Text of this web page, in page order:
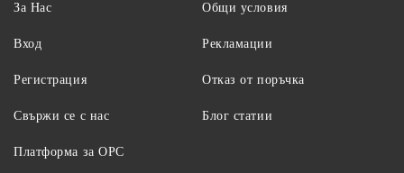
За Нас
Вход
Регистрация
Свържи се с нас
Общи условия
Рекламации
Отказ от поръчка
Блог статии
Платформа за ОРС